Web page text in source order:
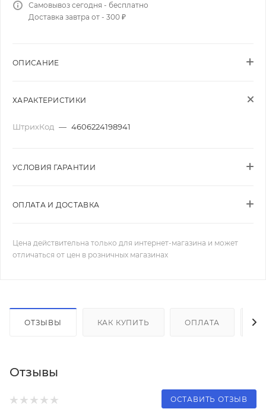
Самовывоз сегодня - бесплатно
Доставка завтра от - 300 ₽
ОПИСАНИЕ
ХАРАКТЕРИСТИКИ
ШтрихКод — 4606224198941
УСЛОВИЯ ГАРАНТИИ
ОПЛАТА И ДОСТАВКА
Цена действительна только для интернет-магазина и может
отличаться от цен в розничных магазинах
ОТЗЫВЫ КАК КУПИТЬ ОПЛАТА
Отзывы
ОСТАВИТЬ ОТЗЫВ